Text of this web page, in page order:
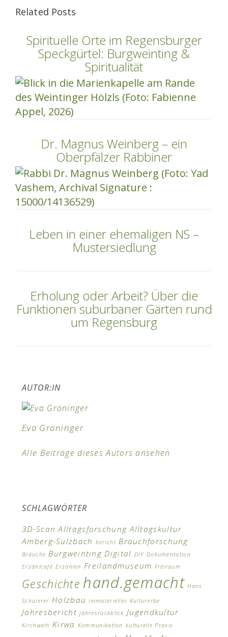
Related Posts
Spirituelle Orte im Regensburger
Speckgürtel: Burgweinting &
Spiritualität
Dr. Magnus Weinberg – ein
Oberpfälzer Rabbiner
Leben in einer ehemaligen NS –
Mustersiedlung
Erholung oder Arbeit? Über die
Funktionen suburbaner Gärten rund
um Regensburg
AUTOR:IN
Eva Gröninger
Alle Beiträge dieses Autors ansehen
SCHLAGWÖRTER
3D-Scan Alltagsforschung Alltagskultur
Amberg-Sulzbach bericht Brauchforschung
Bräuche Burgweinting Digital DIY Dokumentation
Erzählcafé Erzählen Freilandmuseum Freiraum
Geschichte hand.gemacht Hans
Schuierer Holzbau immaterielles Kulturerbe
Jahresbericht jahresrückblick Jugendkultur
Kirchweih Kirwa Kommunikation kulturelle Praxis